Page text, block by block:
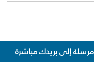
إلى بريدك مباشرة